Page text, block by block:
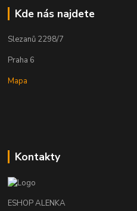
Kde nás najdete
Slezanů 2298/7
Praha 6
Mapa
Kontakty
ESHOP ALENKA